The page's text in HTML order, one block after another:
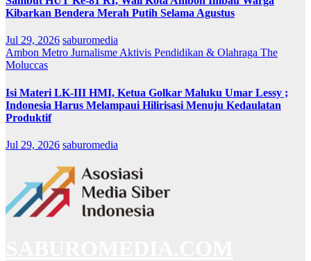
Kibarkan Bendera Merah Putih Selama Agustus
Jul 29, 2026 saburomedia
Ambon Metro Jurnalisme Aktivis Pendidikan & Olahraga The
Moluccas
Isi Materi LK-III HMI, Ketua Golkar Maluku Umar Lessy ;
Indonesia Harus Melampaui Hilirisasi Menuju Kedaulatan
Produktif
Jul 29, 2026 saburomedia